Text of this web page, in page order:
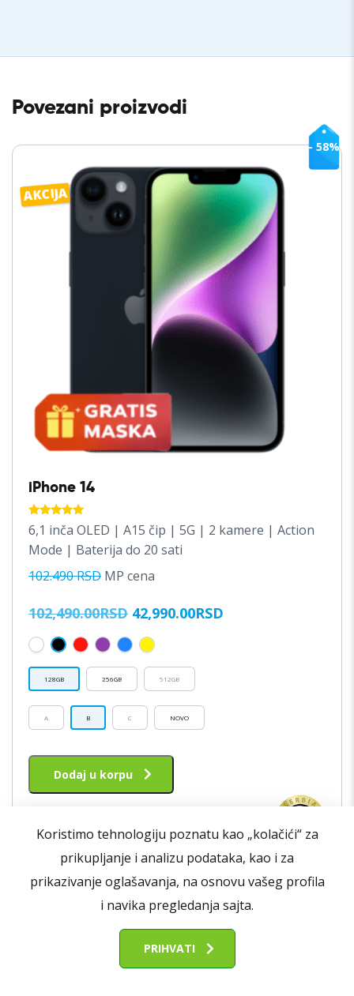
Povezani proizvodi
AKCIJA
- 58%
iPhone 14
OCENJENO
SA
5.00
OD 5
6,1 inča OLED | A15 čip | 5G | 2 kamere | Action
Mode | Baterija do 20 sati
102.490 RSD MP cena
102,490.00RSD ORIGINALNA
CENA
JE
BILA:
102,490.00RSD.
42,990.00RSD
128GB 256GB 512GB
A B C NOVO
Dodaj u korpu
ima
više
varijanti.
Opcije
biti
izabrane
Koristimo tehnologiju poznatu kao „kolačići“ za
prikupljanje i analizu podataka, kao i za
prikazivanje oglašavanja, na osnovu vašeg profila
i navika pregledanja sajta.
PRIHVATI